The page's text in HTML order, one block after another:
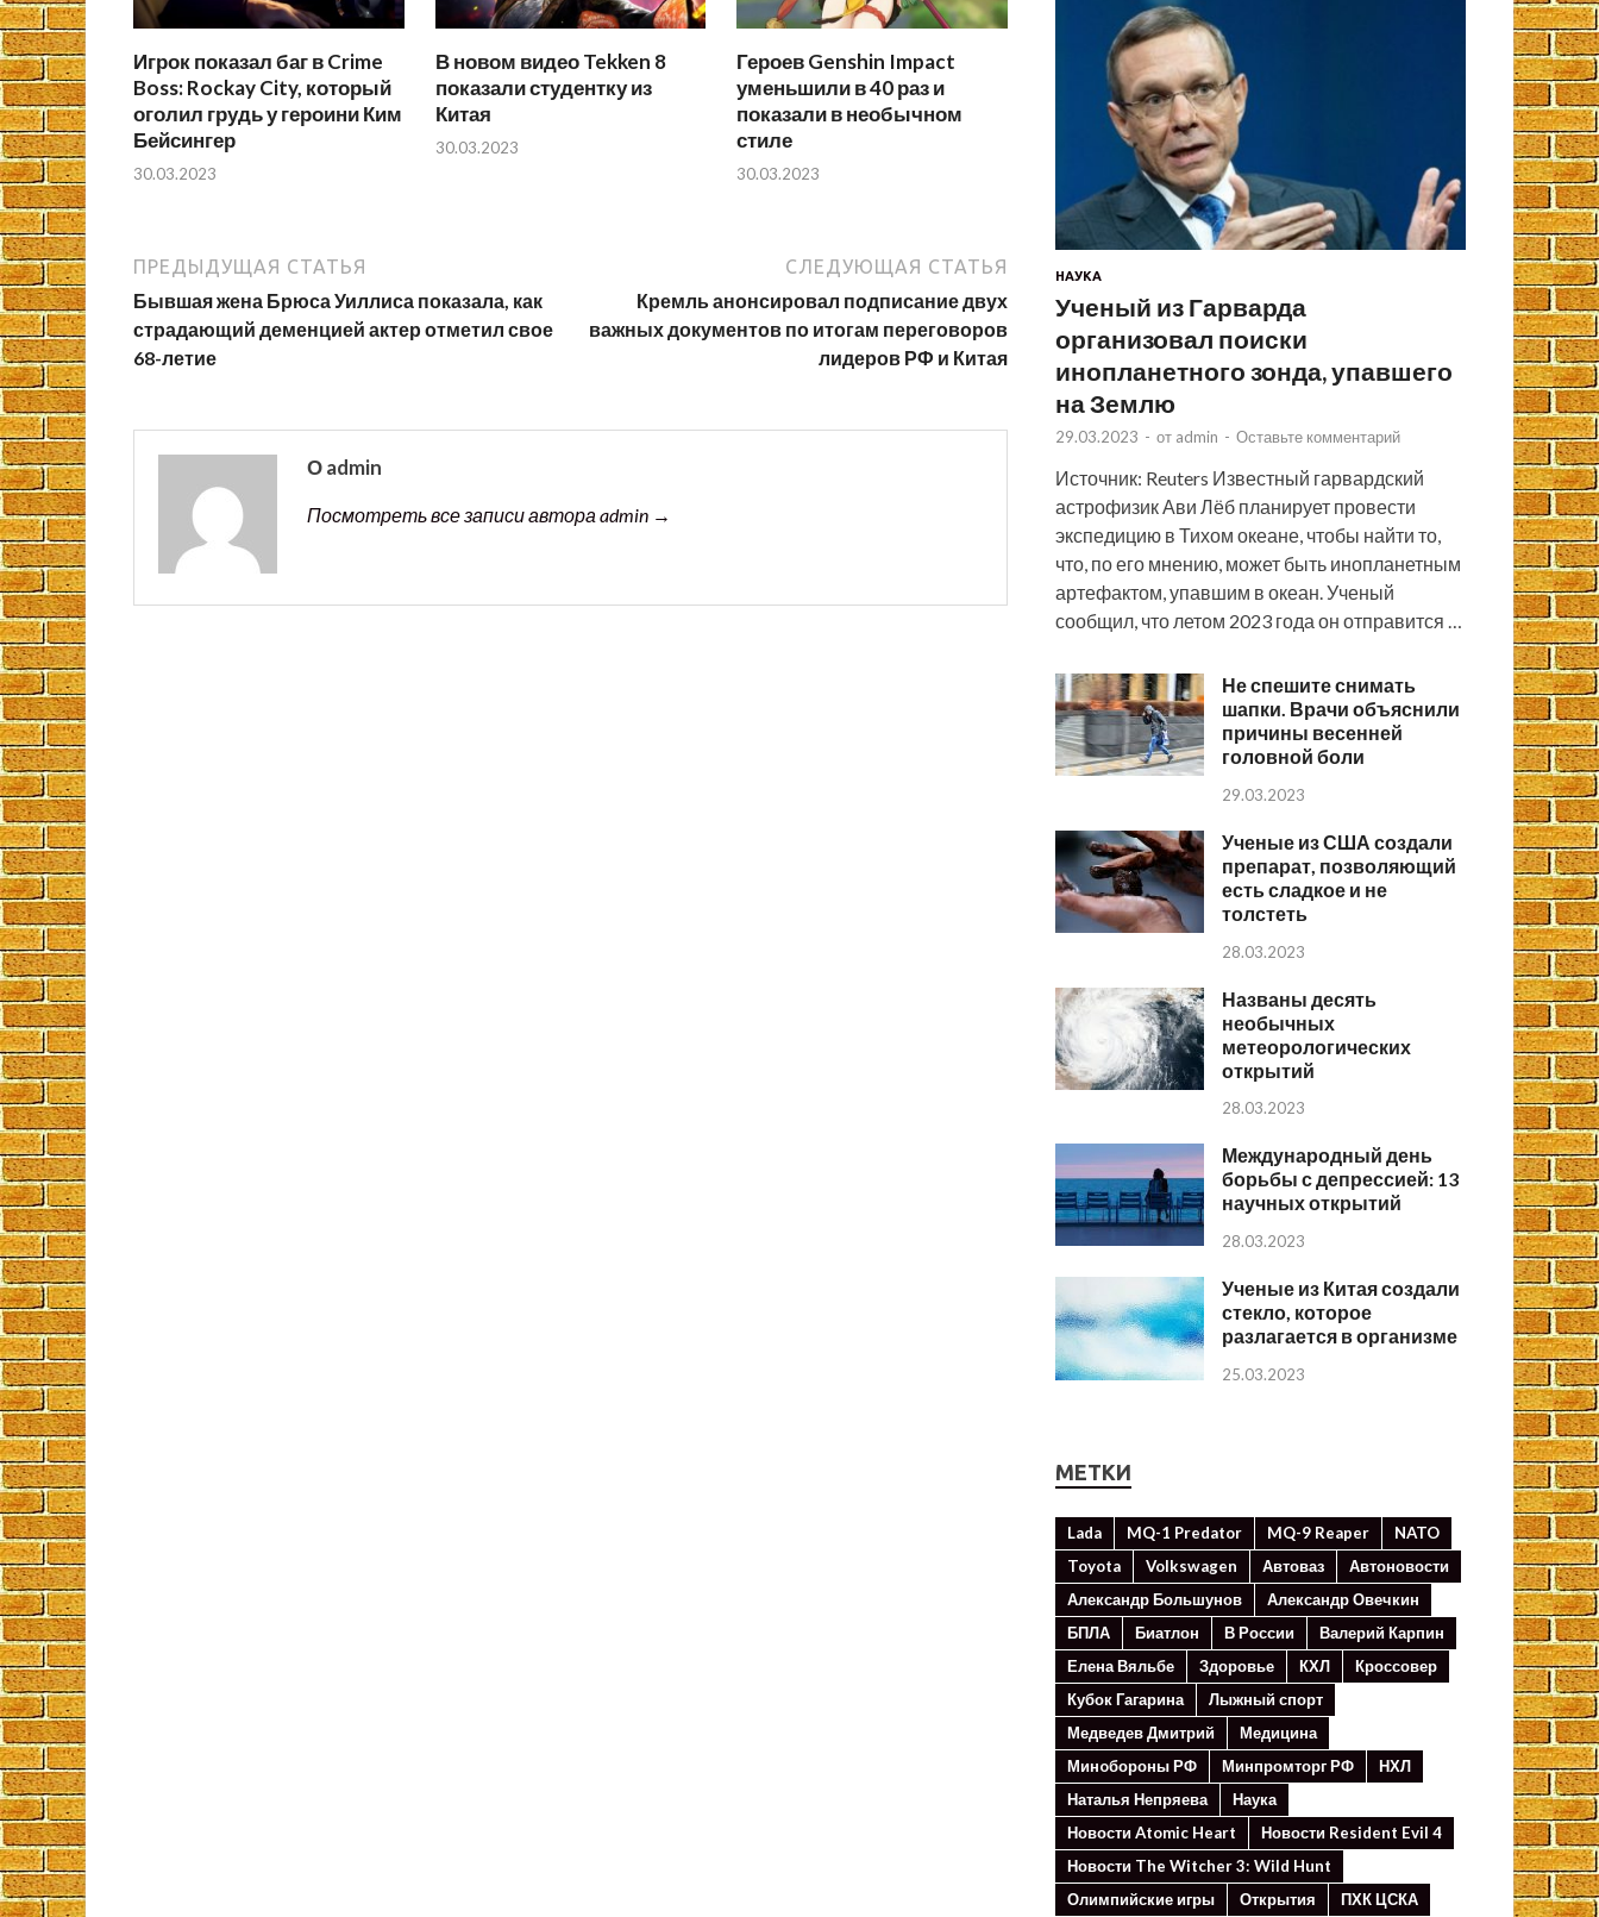
Игрок показал баг в Crime
Boss: Rockay City, который
оголил грудь у героини Ким
Бейсингер
30.03.2023
В новом видео Tekken 8
показали студентку из
Китая
30.03.2023
Героев Genshin Impact
уменьшили в 40 раз и
показали в необычном
стиле
30.03.2023
ПРЕДЫДУЩАЯ СТАТЬЯ
Бывшая жена Брюса Уиллиса показала, как
страдающий деменцией актер отметил свое
68-летие
СЛЕДУЮЩАЯ СТАТЬЯ
Кремль анонсировал подписание двух
важных документов по итогам переговоров
лидеров РФ и Китая
О admin
Посмотреть все записи автора admin →
НАУКА
Ученый из Гарварда
организовал поиски
инопланетного зонда, упавшего
на Землю
29.03.2023 - от admin - Оставьте комментарий
Источник: Reuters Известный гарвардский
астрофизик Ави Лёб планирует провести
экспедицию в Тихом океане, чтобы найти то,
что, по его мнению, может быть инопланетным
артефактом, упавшим в океан. Ученый
сообщил, что летом 2023 года он отправится …
Не спешите снимать
шапки. Врачи объяснили
причины весенней
головной боли
29.03.2023
Ученые из США создали
препарат, позволяющий
есть сладкое и не
толстеть
28.03.2023
Названы десять
необычных
метеорологических
открытий
28.03.2023
Международный день
борьбы с депрессией: 13
научных открытий
28.03.2023
Ученые из Китая создали
стекло, которое
разлагается в организме
25.03.2023
МЕТКИ
Lada MQ-1 Predator MQ-9 Reaper
NATO
Toyota
Volkswagen Автоваз
Автоновости
Александр Большунов
Александр Овечкин
БПЛА
Биатлон В России
Валерий Карпин
Елена Вяльбе
Здоровье КХЛ
Кроссовер
Кубок Гагарина
Лыжный спорт
Медведев Дмитрий
Медицина
Минoбороны РФ
Минпромторг РФ
НХЛ
Наталья Непряева
Наука
Новости Atomic Heart
Новости Resident Evil 4
Новости The Witcher 3: Wild Hunt
Олимпийские игры
Открытия ПХК ЦСКА